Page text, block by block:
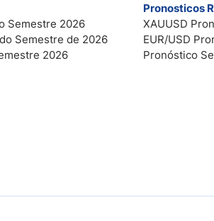
Semestre 2026
Semestre de 2026
2026
Pronosticos
XAUUSD
EUR/USD
Pronóstico